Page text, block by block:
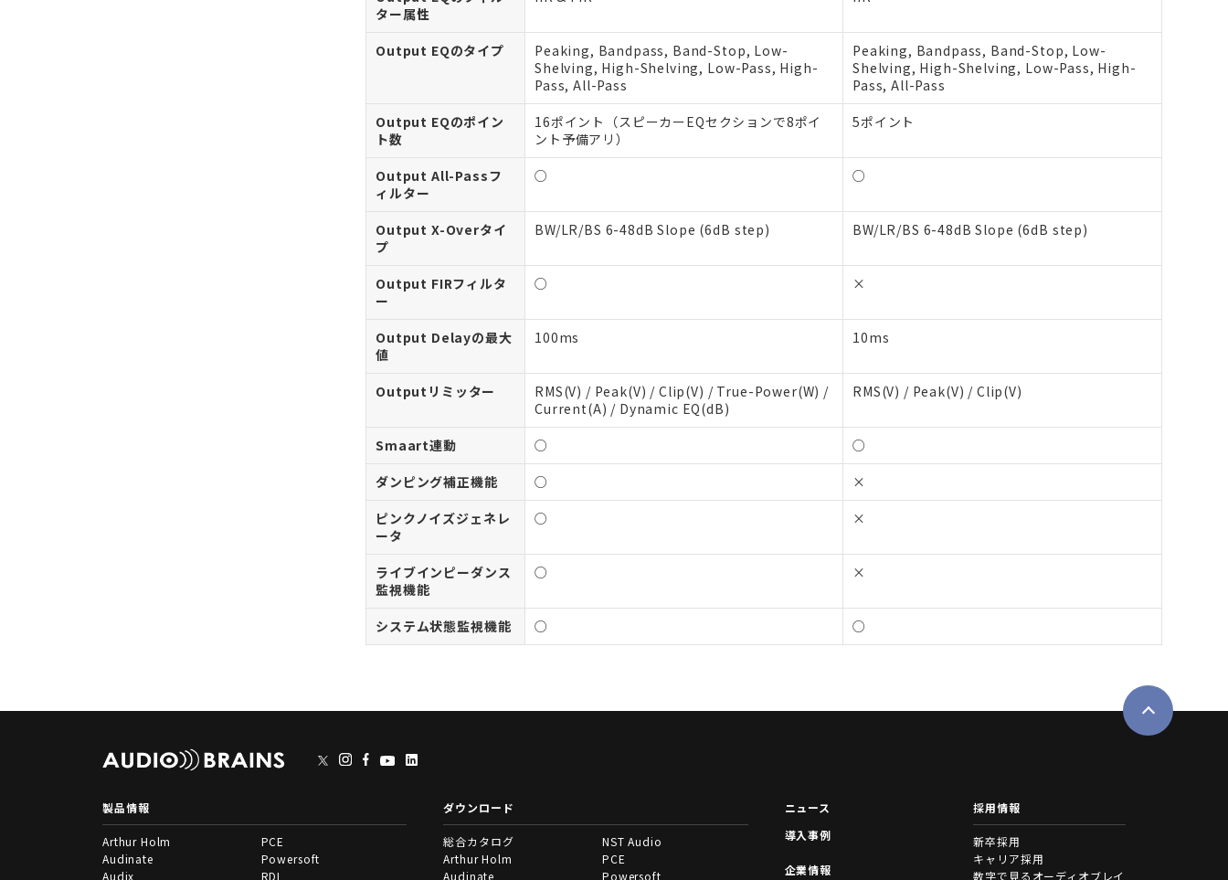
ター属性
Output EQのタイプ
Peaking, Bandpass, Band-Stop, Low-
Shelving, High-Shelving, Low-Pass, High-
Pass, All-Pass
Peaking, Bandpass, Band-Stop, Low-
Shelving, High-Shelving, Low-Pass, High-
Pass, All-Pass
Output EQのポイン
ト数
16ポイント（スピーカーEQセクションで8ポイ
ント予備アリ）
5ポイント
Output All-Passフ
ィルター
○ ○
Output X-Overタイ
プ
BW/LR/BS 6-48dB Slope (6dB step) BW/LR/BS 6-48dB Slope (6dB step)
Output FIRフィルタ
ー
○ ×
Output Delayの最大
値
100ms 10ms
Outputリミッター
RMS(V) / Peak(V) / Clip(V) / True-Power(W) /
Current(A) / Dynamic EQ(dB)
RMS(V) / Peak(V) / Clip(V)
Smaart連動 ○
○
ダンピング補正機能
○
×
ピンクノイズジェネレ
ータ
○ ×
ライブインピーダンス
監視機能
○ ×
システム状態監視機能 ○ ○
製品情報
Arthur Holm
Audinate
Audix
PCE
Powersoft
RDL
ダウンロード
総合カタログ
Arthur Holm
Audinate
NST Audio
PCE
Powersoft
ニュース
導入事例
企業情報
採用情報
新卒採用
キャリア採用
数字で見るオーディオブレイ